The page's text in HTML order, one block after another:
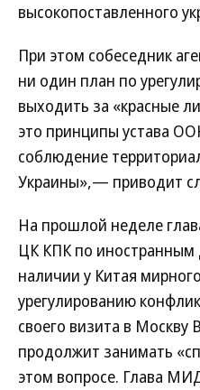
высокопоставленного
При этом собеседник
ни один план по
выходить за «красные
это принципы устава
соблюдение
Украины»,— приводит
На прошлой неделе
ЦК КПК по
наличии у Китая
урегулированию
своего визита в Москву
продолжит занимать
этом вопросе. Глава